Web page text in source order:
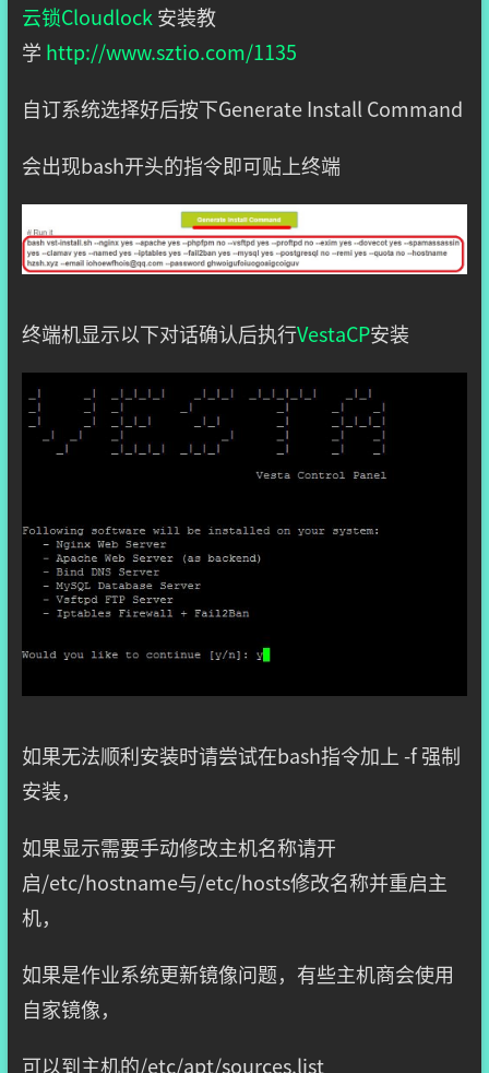
云锁Cloudlock 安装教
学 http://www.sztio.com/1135
自订系统选择好后按下Generate Install Command
会出现bash开头的指令即可贴上终端
终端机显示以下对话确认后执行VestaCP安装
如果无法顺利安装时请尝试在bash指令加上 -f 强制
安装，
如果显示需要手动修改主机名称请开
启/etc/hostname与/etc/hosts修改名称并重启主
机，
如果是作业系统更新镜像问题，有些主机商会使用
自家镜像，
可以到主机的/etc/apt/sources.list